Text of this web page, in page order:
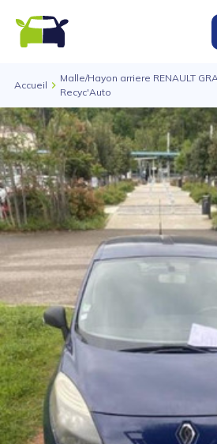
Accueil
Malle/Hayon arriere RENAULT
Recyc'Auto